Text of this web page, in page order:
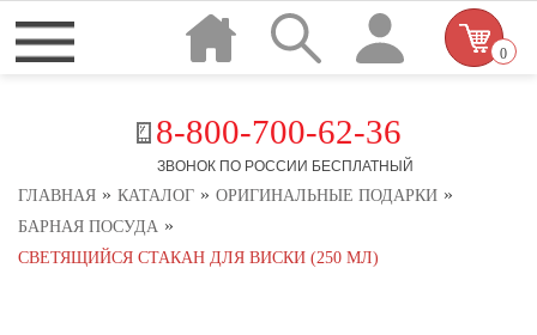
8-800-700-62-36
ЗВОНОК ПО РОССИИ БЕСПЛАТНЫЙ
0
ГЛАВНАЯ » КАТАЛОГ » ОРИГИНАЛЬНЫЕ ПОДАРКИ »
БАРНАЯ ПОСУДА »
СВЕТЯЩИЙСЯ СТАКАН ДЛЯ ВИСКИ (250 МЛ)